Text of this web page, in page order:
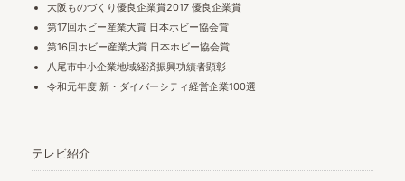
大阪ものづくり優良企業賞2017 優良企業賞
第17回ホビー産業大賞 日本ホビー協会賞
第16回ホビー産業大賞 日本ホビー協会賞
八尾市中小企業地域経済振興功績者顕彰
令和元年度 新・ダイバーシティ経営企業100選
テレビ紹介